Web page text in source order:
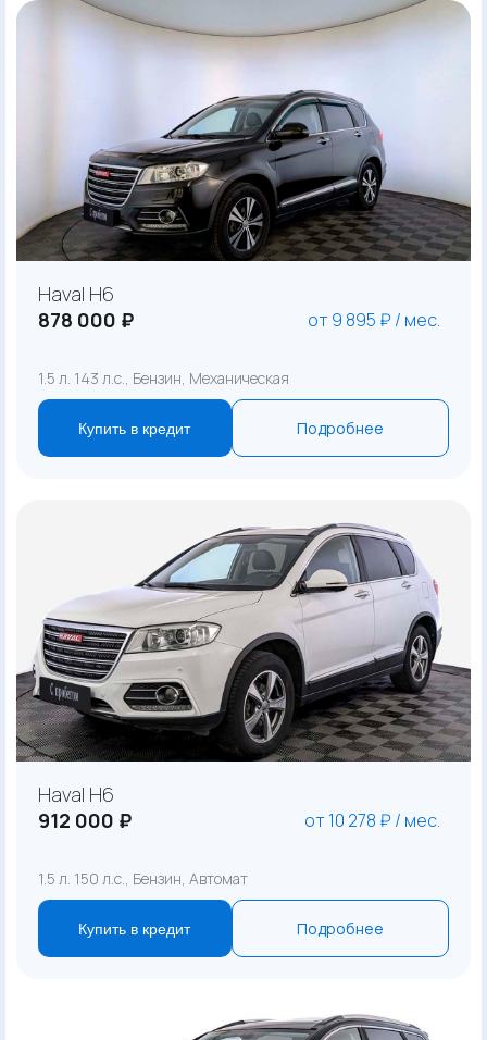
Haval H6
878 000 ₽
от 9 895 ₽ / мес.
1.5 л. 143 л.с., Бензин, Механическая
Купить в кредит Подробнее
Haval H6
912 000 ₽
от 10 278 ₽ / мес.
1.5 л. 150 л.с., Бензин, Автомат
Купить в кредит Подробнее